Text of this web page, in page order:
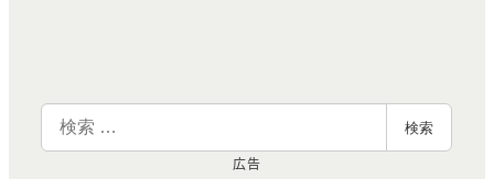
索
検索
広告